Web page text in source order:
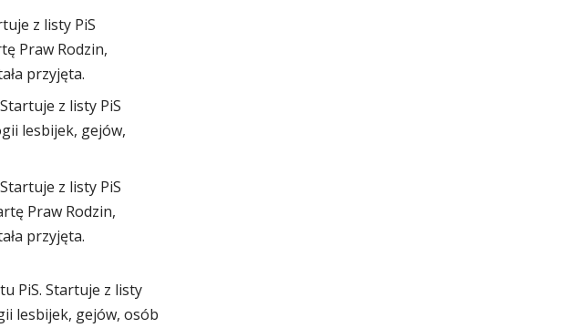
z listy PiS
Praw Rodzin,
przyjęta.
z listy PiS
lesbijek, gejów,
z listy PiS
Praw Rodzin,
przyjęta.
PiS. Startuje z listy
lesbijek, gejów, osób